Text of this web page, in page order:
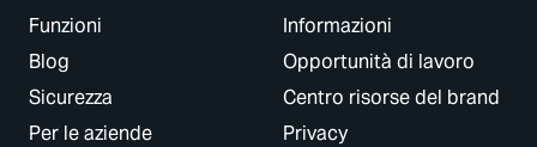
Funzioni
Blog
Sicurezza
Per le aziende
Informazioni
Opportunità di lavoro
Centro risorse del brand
Privacy